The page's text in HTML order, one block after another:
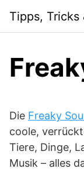
content
Tipps, Tricks
Die Freaky
coole,
Tiere, Dinge,
Musik – alles